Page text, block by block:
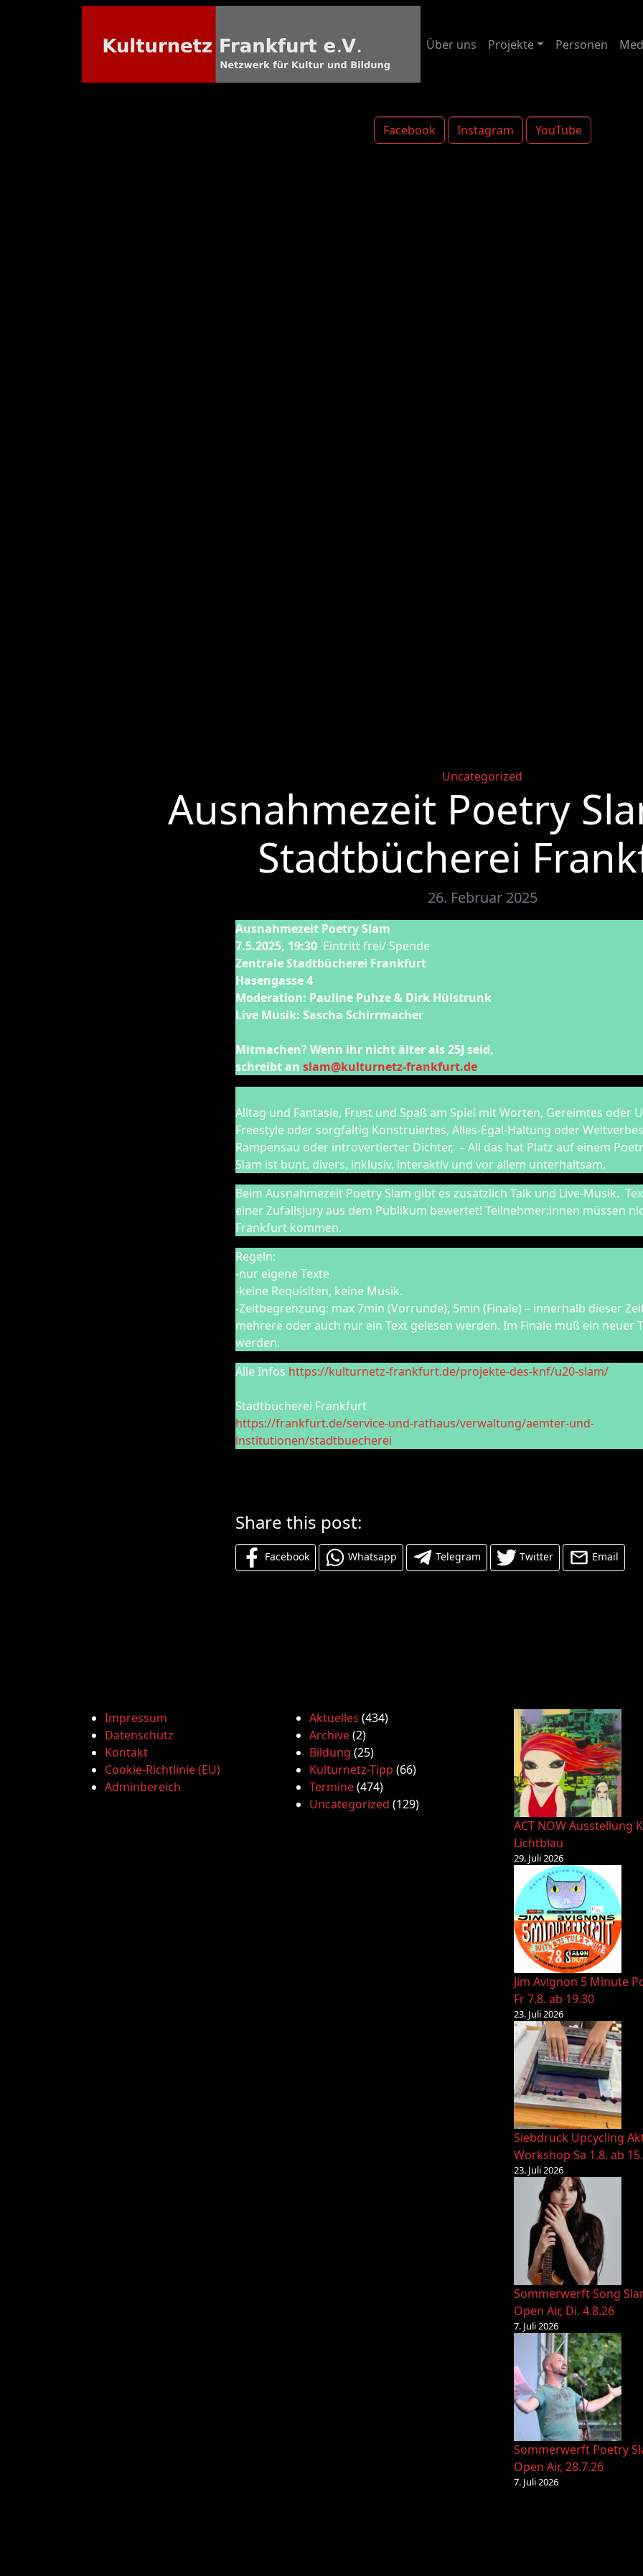
Facebook Instagram YouTube
Über uns Projekte Personen
Categories
Uncategorized
Ausnahmezeit Poetry
Stadtbücherei
26. Februar 2025
Ausnahmezeit Poetry Slam
7.5.2025, 19:30 Eintritt frei/ Spende
Zentrale Stadtbücherei Frankfurt
Hasengasse 4
Moderation: Pauline Puhze & Dirk Hülstrunk
Live Musik: Sascha Schirrmacher
Mitmachen? Wenn ihr nicht älter als 25J seid,
schreibt an slam@kulturnetz-frankfurt.de
Alltag und Fantasie, Frust und Spaß am Spiel mit Worten, Gereimtes oder
Freestyle oder sorgfältig Konstruiertes, Alles-Egal-Haltung oder
Rampensau oder introvertierter Dichter, – All das hat Platz auf einem
Slam ist bunt, divers, inklusiv, interaktiv und vor allem unterhaltsam.
Beim Ausnahmezeit Poetry Slam gibt es zusätzlich Talk und Live-Musik.
einer Zufallsjury aus dem Publikum bewertet! Teilnehmer:innen müssen
Frankfurt kommen.
Regeln:
-nur eigene Texte
-keine Requisiten, keine Musik.
-Zeitbegrenzung: max 7min (Vorrunde), 5min (Finale) – innerhalb dieser
mehrere oder auch nur ein Text gelesen werden. Im Finale muß ein neuer
werden.
Alle Infos https://kulturnetz-frankfurt.de/projekte-des-knf/u20-slam/
Stadtbücherei Frankfurt
https://frankfurt.de/service-und-rathaus/verwaltung/aemter-und-
institutionen/stadtbuecherei
Share this post:
Facebook Whatsapp Telegram Twitter Email
Impressum
Datenschutz
Kontakt
Cookie-Richtlinie (EU)
Adminbereich
Aktuelles (434)
Archive(2)
Bildung (25)
Kulturnetz-Tipp (66)
Termine(474)
Uncategorized (129)
ACT NOW Ausstellung
Lichtblau
29. Juli 2026
Jim Avignon 5 Minute
Fr 7.8. ab 19.30
23. Juli 2026
Siebdruck Upcycling
Workshop Sa 1.8. ab
23. Juli 2026
Sommerwerft Song
Open Air, Di. 4.8.26
7. Juli 2026
Sommerwerft Poetry
Open Air, 28.7.26
7. Juli 2026